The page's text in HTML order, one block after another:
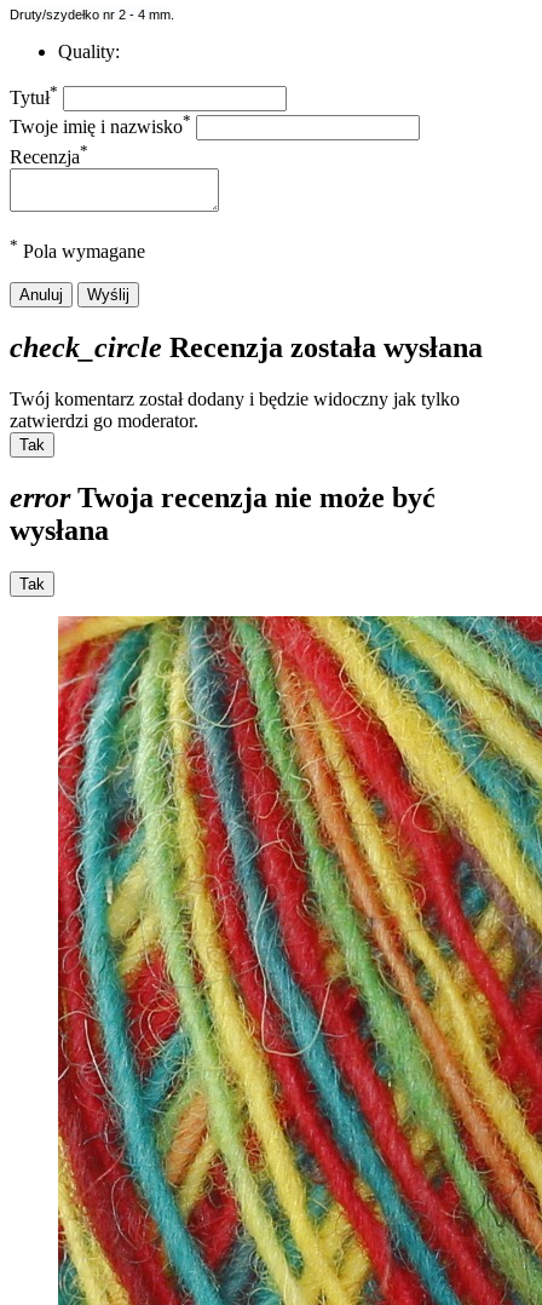
Druty/szydełko nr 2 - 4 mm.
Quality:
Tytuł*
Twoje imię i nazwisko*
Recenzja*
* Pola wymagane
Anuluj Wyślij
check_circle Recenzja została wysłana
Twój komentarz został dodany i będzie widoczny jak tylko
zatwierdzi go moderator.
Tak
errorTwoja recenzja nie może być
wysłana
Tak